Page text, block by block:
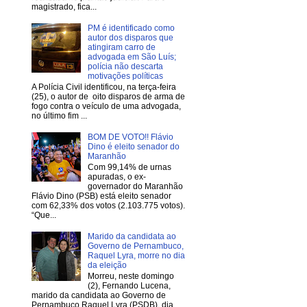
magistrado, fica...
PM é identificado como
autor dos disparos que
atingiram carro de
advogada em São Luís;
polícia não descarta
motivações políticas
A Polícia Civil identificou, na terça-feira
(25), o autor de oito disparos de arma de
fogo contra o veículo de uma advogada,
no último fim ...
BOM DE VOTO!! Flávio
Dino é eleito senador do
Maranhão
Com 99,14% de urnas
apuradas, o ex-
governador do Maranhão
Flávio Dino (PSB) está eleito senador
com 62,33% dos votos (2.103.775 votos).
“Que...
Marido da candidata ao
Governo de Pernambuco,
Raquel Lyra, morre no dia
da eleição
Morreu, neste domingo
(2), Fernando Lucena,
marido da candidata ao Governo de